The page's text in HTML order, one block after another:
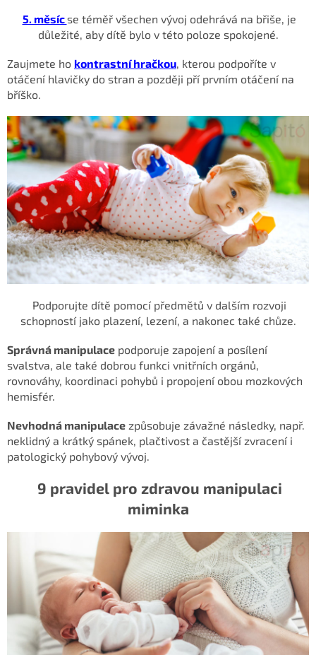
5. měsícse téměř všechen vývoj odehrává na břiše, je
důležité, aby dítě bylo v této poloze spokojené.
Zaujmete ho kontrastní hračkou , kterou podpoříte v
otáčení hlavičky do stran a později pří prvním otáčení na
bříško.
Podporujte dítě pomocí předmětů v dalším rozvoji
schopností jako plazení, lezení, a nakonec také chůze.
Správná manipulace podporuje zapojení a posílení
svalstva, ale také dobrou funkci vnitřních orgánů,
rovnováhy, koordinaci pohybů i propojení obou mozkových
hemisfér.
Nevhodná manipulace způsobuje závažné následky, např.
neklidný a krátký spánek, plačtivost a častější zvracení i
patologický pohybový vývoj.
9 pravidel pro zdravou manipulaci
miminka